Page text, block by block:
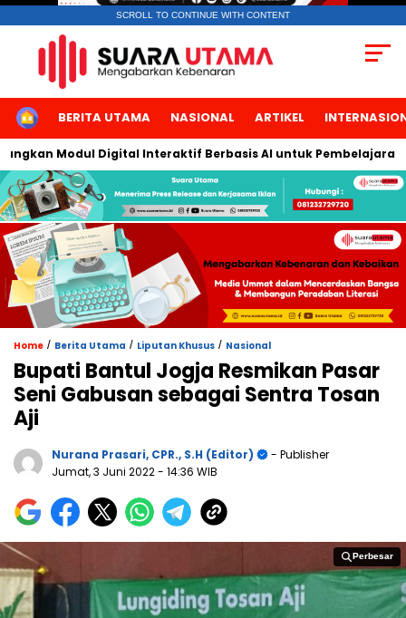
SCROLL TO CONTINUE WITH CONTENT
HOMEBERITA UTAMA NASIONAL ARTIKEL
Modul Digital Interaktif Berbasis AI untuk Pembelajaran
Home / Berita Utama / Liputan Khusus / Nasional
Bupati Bantul Jogja Resmikan Pasar
Seni Gabusan sebagai Sentra Tosan
Aji
Nurana Prasari, CPR., S.H (Editor)
- Publisher
Jumat, 3 Juni 2022- 14:36 WIB
Perbesar
Perbesar